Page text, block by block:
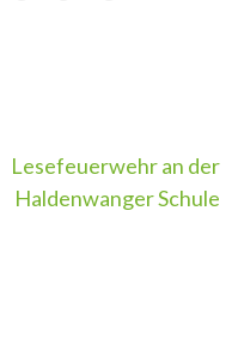
Lesefeuerwehr an der
Haldenwanger Schule